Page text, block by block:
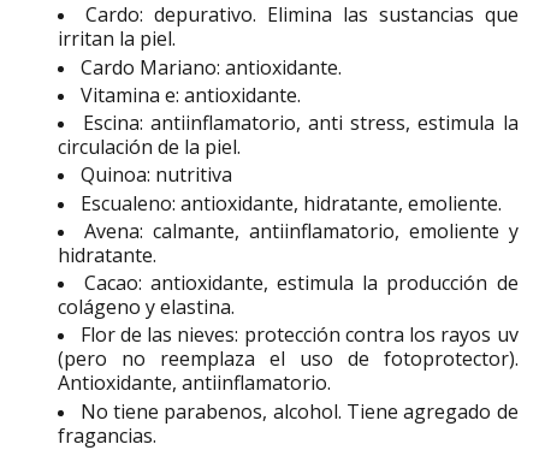
Cardo: depurativo. Elimina las sustancias que
irritan la piel.
Cardo Mariano: antioxidante.
Vitamina e: antioxidante.
Escina: antiinflamatorio, anti stress, estimula la
circulación de la piel.
Quinoa: nutritiva
Escualeno: antioxidante, hidratante, emoliente.
Avena: calmante, antiinflamatorio, emoliente y
hidratante.
Cacao: antioxidante, estimula la producción de
colágeno y elastina.
Flor de las nieves: protección contra los rayos uv
(pero no reemplaza el uso de fotoprotector).
Antioxidante, antiinflamatorio.
No tiene parabenos, alcohol. Tiene agregado de
fragancias.